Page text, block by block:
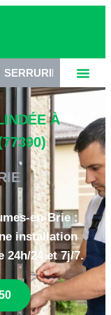
À CHAUMES-EN-
À
en-Brie :
installation
24h/24 et 7j/7.